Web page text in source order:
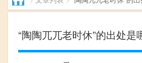
“陶陶兀兀老时休”的出处是